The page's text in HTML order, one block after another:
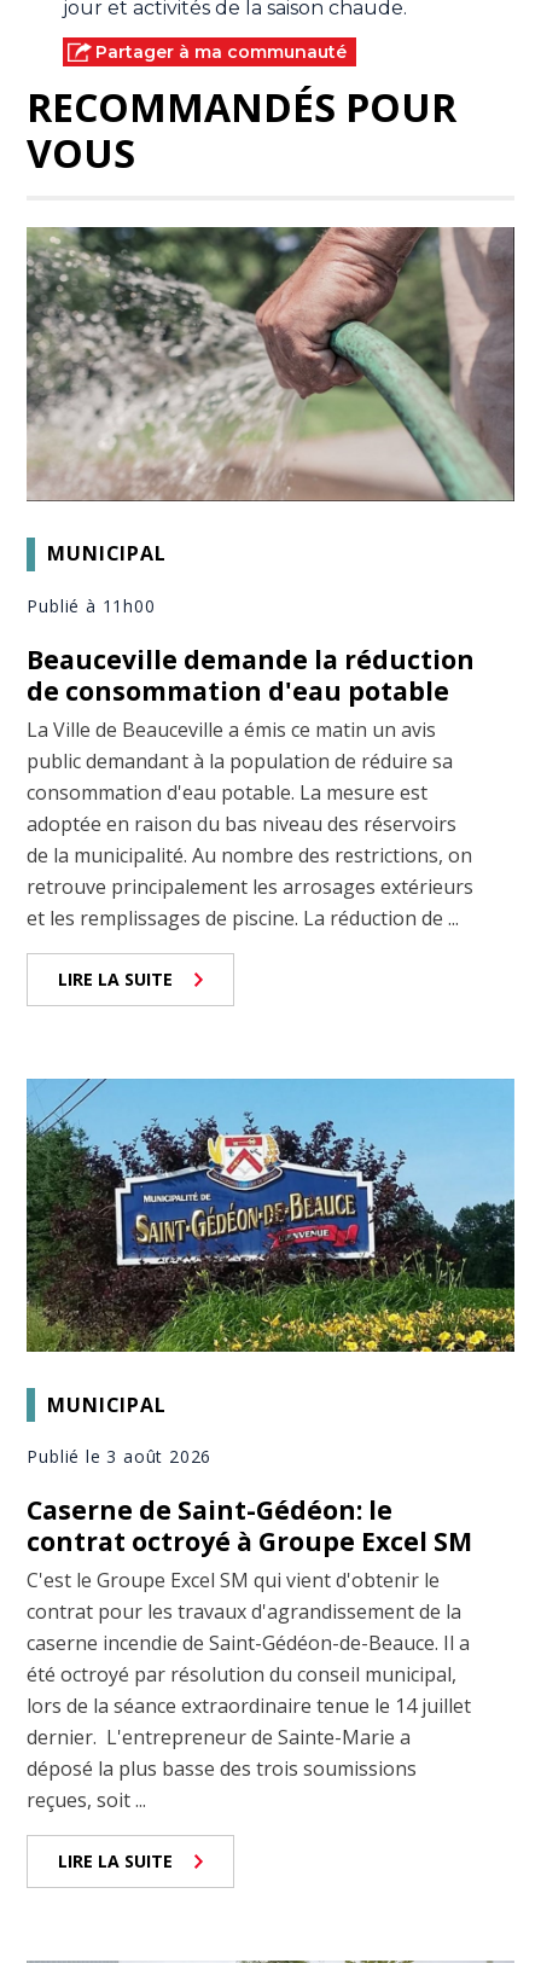
jour et activités de la saison chaude.
Partager à ma communauté
RECOMMANDÉS POUR
VOUS
MUNICIPAL
Publié à 11h00
Beauceville demande la réduction
de consommation d'eau potable
La Ville de Beauceville a émis ce matin un avis
public demandant à la population de réduire sa
consommation d'eau potable. La mesure est
adoptée en raison du bas niveau des réservoirs
de la municipalité. Au nombre des restrictions, on
retrouve principalement les arrosages extérieurs
et les remplissages de piscine. La réduction de ...
LIRE LA SUITE
MUNICIPAL
Publié le 3 août 2026
Caserne de Saint-Gédéon: le
contrat octroyé à Groupe Excel SM
C'est le Groupe Excel SM qui vient d'obtenir le
contrat pour les travaux d'agrandissement de la
caserne incendie de Saint-Gédéon-de-Beauce. Il a
été octroyé par résolution du conseil municipal,
lors de la séance extraordinaire tenue le 14 juillet
dernier. L'entrepreneur de Sainte-Marie a
déposé la plus basse des trois soumissions
reçues, soit ...
LIRE LA SUITE